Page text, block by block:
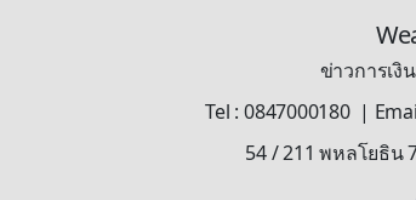
ข่าวการเงิ
Tel : 0847000180 |
54 / 211 พหลโยธิน